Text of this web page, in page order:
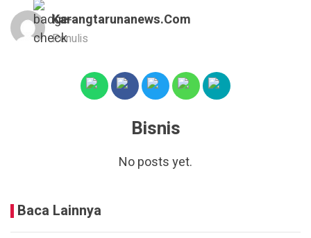
Karangtarunanews.com
Penulis
Bisnis
No posts yet.
Baca Lainnya